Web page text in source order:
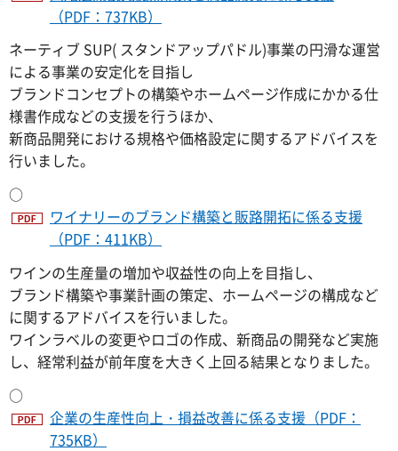
（PDF：737KB）
ネーティブ SUP( スタンドアップパドル)事業の円滑な運営
による事業の安定化を目指し
ブランドコンセプトの構築やホームページ作成にかかる仕
様書作成などの支援を行うほか、
新商品開発における規格や価格設定に関するアドバイスを
行いました。
○
ワイナリーのブランド構築と販路開拓に係る支援
（PDF：411KB）
ワインの生産量の増加や収益性の向上を目指し、
ブランド構築や事業計画の策定、ホームページの構成など
に関するアドバイスを行いました。
ワインラベルの変更やロゴの作成、新商品の開発など実施
し、経常利益が前年度を大きく上回る結果となりました。
○
企業の生産性向上・損益改善に係る支援（PDF：
735KB）